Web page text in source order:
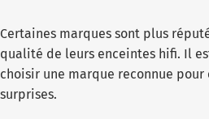
Certaines marques sont plus
qualité de leurs enceintes hifi. Il
choisir une marque reconnue
surprises.